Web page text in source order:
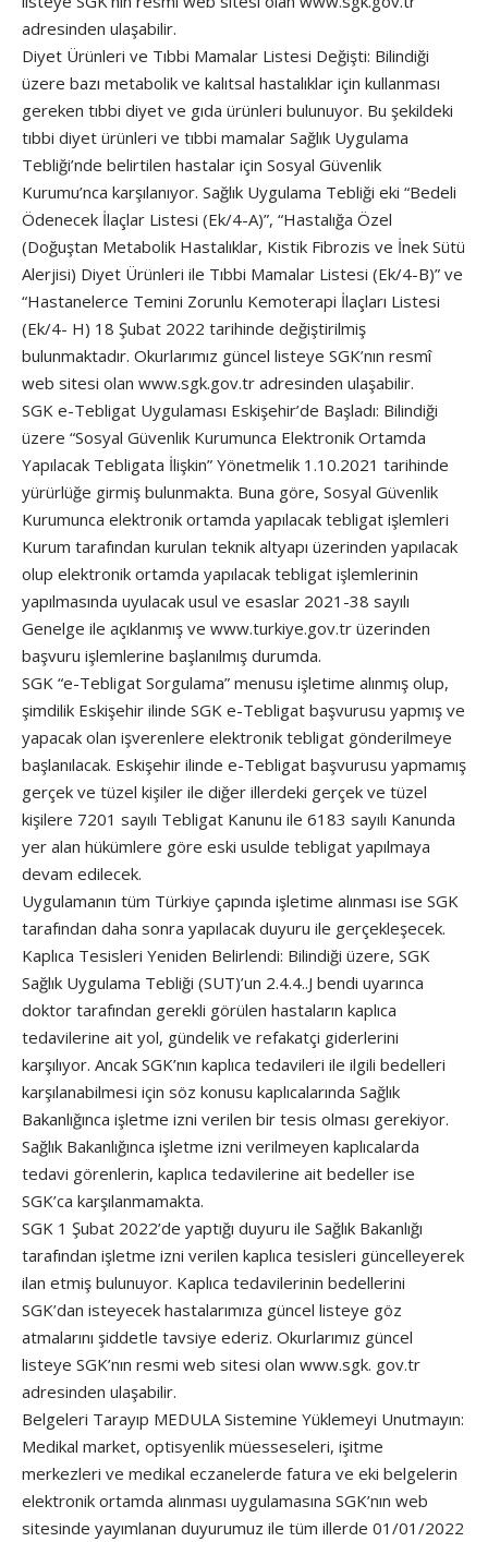
adresinden ulaşabilir.
Diyet Ürünleri ve Tıbbi Mamalar Listesi Değişti: Bilindiği
üzere bazı metabolik ve kalıtsal hastalıklar için kullanması
gereken tıbbi diyet ve gıda ürünleri bulunuyor. Bu şekildeki
tıbbi diyet ürünleri ve tıbbi mamalar Sağlık Uygulama
Tebliği’nde belirtilen hastalar için Sosyal Güvenlik
Kurumu’nca karşılanıyor. Sağlık Uygulama Tebliği eki “Bedeli
Ödenecek İlaçlar Listesi (Ek/4-A)”, “Hastalığa Özel
(Doğuştan Metabolik Hastalıklar, Kistik Fibrozis ve İnek Sütü
Alerjisi) Diyet Ürünleri ile Tıbbi Mamalar Listesi (Ek/4-B)” ve
“Hastanelerce Temini Zorunlu Kemoterapi İlaçları Listesi
(Ek/4- H) 18 Şubat 2022 tarihinde değiştirilmiş
bulunmaktadır. Okurlarımız güncel listeye SGK’nın resmî
web sitesi olan www.sgk.gov.tr adresinden ulaşabilir.
SGK e-Tebligat Uygulaması Eskişehir’de Başladı: Bilindiği
üzere “Sosyal Güvenlik Kurumunca Elektronik Ortamda
Yapılacak Tebligata İlişkin” Yönetmelik 1.10.2021 tarihinde
yürürlüğe girmiş bulunmakta. Buna göre, Sosyal Güvenlik
Kurumunca elektronik ortamda yapılacak tebligat işlemleri
Kurum tarafından kurulan teknik altyapı üzerinden yapılacak
olup elektronik ortamda yapılacak tebligat işlemlerinin
yapılmasında uyulacak usul ve esaslar 2021-38 sayılı
Genelge ile açıklanmış ve www.turkiye.gov.tr üzerinden
başvuru işlemlerine başlanılmış durumda.
SGK “e-Tebligat Sorgulama” menusu işletime alınmış olup,
şimdilik Eskişehir ilinde SGK e-Tebligat başvurusu yapmış ve
yapacak olan işverenlere elektronik tebligat gönderilmeye
başlanılacak. Eskişehir ilinde e-Tebligat başvurusu yapmamış
gerçek ve tüzel kişiler ile diğer illerdeki gerçek ve tüzel
kişilere 7201 sayılı Tebligat Kanunu ile 6183 sayılı Kanunda
yer alan hükümlere göre eski usulde tebligat yapılmaya
devam edilecek.
Uygulamanın tüm Türkiye çapında işletime alınması ise SGK
tarafından daha sonra yapılacak duyuru ile gerçekleşecek.
Kaplıca Tesisleri Yeniden Belirlendi: Bilindiği üzere, SGK
Sağlık Uygulama Tebliği (SUT)’un 2.4.4..J bendi uyarınca
doktor tarafından gerekli görülen hastaların kaplıca
tedavilerine ait yol, gündelik ve refakatçi giderlerini
karşılıyor. Ancak SGK’nın kaplıca tedavileri ile ilgili bedelleri
karşılanabilmesi için söz konusu kaplıcalarında Sağlık
Bakanlığınca işletme izni verilen bir tesis olması gerekiyor.
Sağlık Bakanlığınca işletme izni verilmeyen kaplıcalarda
tedavi görenlerin, kaplıca tedavilerine ait bedeller ise
SGK’ca karşılanmamakta.
SGK 1 Şubat 2022’de yaptığı duyuru ile Sağlık Bakanlığı
tarafından işletme izni verilen kaplıca tesisleri güncelleyerek
ilan etmiş bulunuyor. Kaplıca tedavilerinin bedellerini
SGK’dan isteyecek hastalarımıza güncel listeye göz
atmalarını şiddetle tavsiye ederiz. Okurlarımız güncel
listeye SGK’nın resmi web sitesi olan www.sgk. gov.tr
adresinden ulaşabilir.
Belgeleri Tarayıp MEDULA Sistemine Yüklemeyi Unutmayın:
Medikal market, optisyenlik müesseseleri, işitme
merkezleri ve medikal eczanelerde fatura ve eki belgelerin
elektronik ortamda alınması uygulamasına SGK’nın web
sitesinde yayımlanan duyurumuz ile tüm illerde 01/01/2022